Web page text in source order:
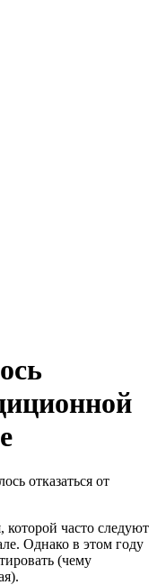
отказаться от
которой часто следуют
Однако в этом году
(чему